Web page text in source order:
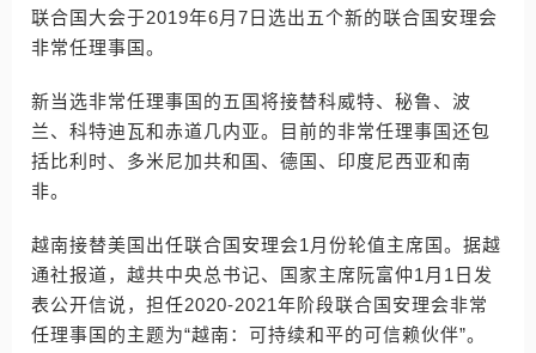
联合国大会于2019年6月7日选出五个新的联合国安理会
非常任理事国。
新当选非常任理事国的五国将接替科威特、秘鲁、波
兰、科特迪瓦和赤道几内亚。目前的非常任理事国还包
括比利时、多米尼加共和国、德国、印度尼西亚和南
非。
越南接替美国出任联合国安理会1月份轮值主席国。据越
通社报道，越共中央总书记、国家主席阮富仲1月1日发
表公开信说，担任2020-2021年阶段联合国安理会非常
任理事国的主题为“越南：可持续和平的可信赖伙伴”。